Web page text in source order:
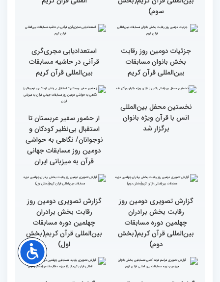
باشد
قاری آفریقایی: مسابقات
کشورهای زیادی رفته‌ام اما
حضور در ایران آرزویم بود
گزارش تصویری دومین روز
رقابت بخش برادران
چهلمین دوره مسابقات
بین‌المللی قرآن کریم(بخش
چهارم)
گزارش تصویری دومین روز
سوم)
گزارش تصویری برگی از
فعالیت های کمیته پشتیبانی
چهلمین دوره مسابقات بین
المللی قران کریم
جزئیات دومین روز رقابت
بخش بانوان مسابقات
بین‌المللی قرآن کریم
استعدادیابی مجری‌گری
قرآنی در حاشیه مسابقات
بین‌المللی قرآن کریم
نخستین محفل بین‌المللی